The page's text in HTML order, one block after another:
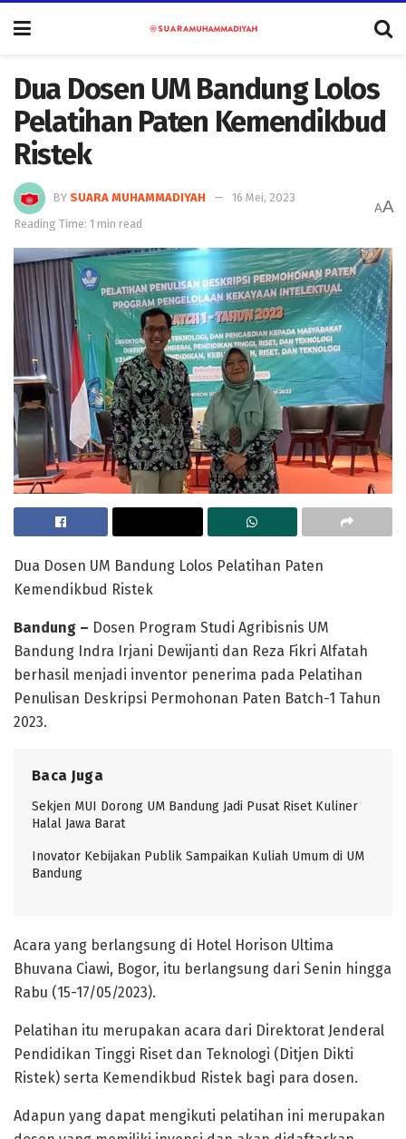
Dua Dosen UM Bandung Lolos
Pelatihan Paten Kemendikbud
Ristek
BY SUARA MUHAMMADIYAH
16 Mei, 2023
Reading Time: 1 min read
AA
Dua Dosen UM Bandung Lolos Pelatihan Paten
Kemendikbud Ristek
Bandung – Dosen Program Studi Agribisnis UM
Bandung Indra Irjani Dewijanti dan Reza Fikri Alfatah
berhasil menjadi inventor penerima pada Pelatihan
Penulisan Deskripsi Permohonan Paten Batch-1 Tahun
2023.
Baca Juga
Sekjen MUI Dorong UM Bandung Jadi Pusat Riset Kuliner
Halal Jawa Barat
Inovator Kebijakan Publik Sampaikan Kuliah Umum di UM
Bandung
Acara yang berlangsung di Hotel Horison Ultima
Bhuvana Ciawi, Bogor, itu berlangsung dari Senin hingga
Rabu (15-17/05/2023).
Pelatihan itu merupakan acara dari Direktorat Jenderal
Pendidikan Tinggi Riset dan Teknologi (Ditjen Dikti
Ristek) serta Kemendikbud Ristek bagi para dosen.
Adapun yang dapat mengikuti pelatihan ini merupakan